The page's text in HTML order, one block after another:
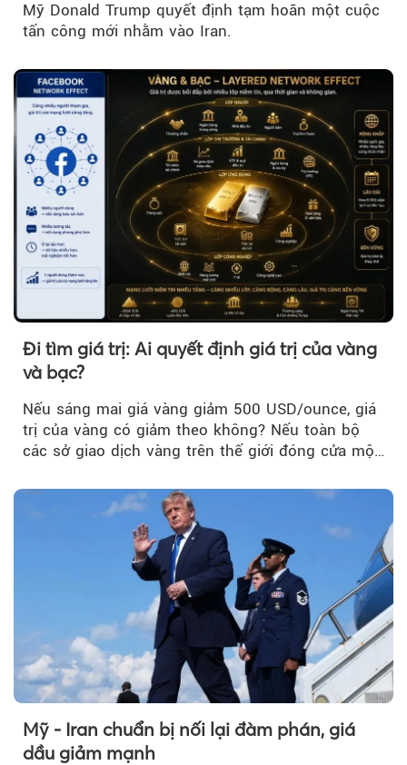
Mỹ Donald Trump quyết định tạm hoãn một cuộc
tấn công mới nhằm vào Iran.
Đi tìm giá trị: Ai quyết định giá trị của vàng
và bạc?
Nếu sáng mai giá vàng giảm 500 USD/ounce, giá
trị của vàng có giảm theo không? Nếu toàn bộ
các sở giao dịch vàng trên thế giới đóng cửa một
Mỹ - Iran chuẩn bị nối lại đàm phán, giá
dầu giảm mạnh